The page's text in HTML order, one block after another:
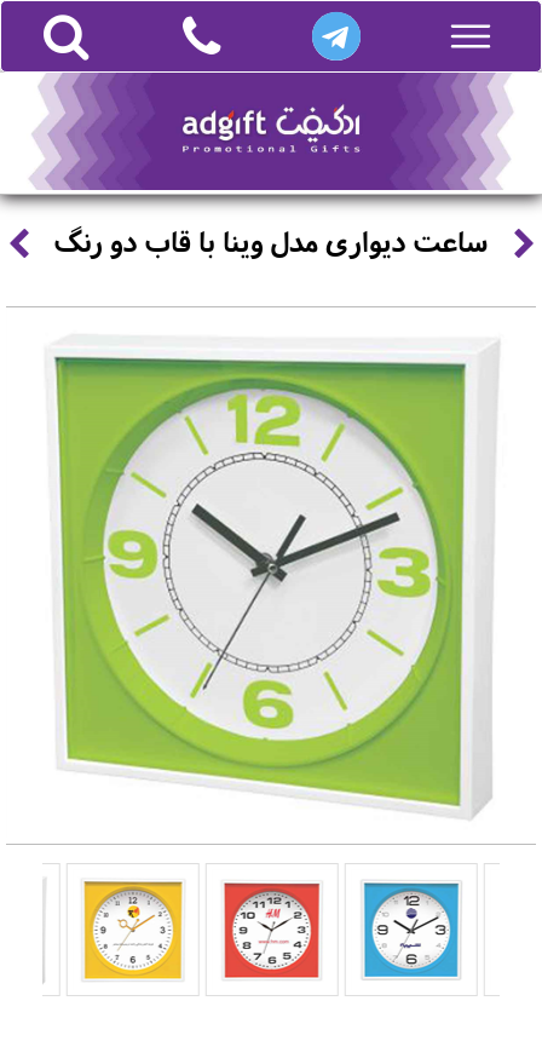
ساعت دیواری مدل وینا با قاب دو رنگ